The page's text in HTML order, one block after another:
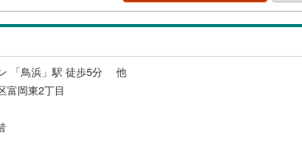
「鳥浜」駅 徒歩5分 他
富岡東2丁目